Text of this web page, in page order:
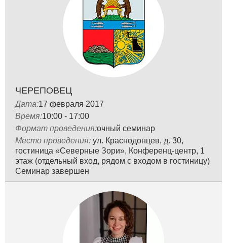
ЧЕРЕПОВЕЦ
Дата:17 февраля 2017
Время:10:00 - 17:00
Формат проведения:очный семинар
Место проведения: ул. Краснодонцев, д. 30,
гостиница «Северные Зори», Конференц-центр, 1
этаж (отдельный вход, рядом с входом в гостиницу)
Семинар завершен